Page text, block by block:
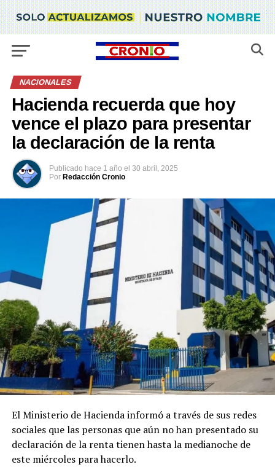
NACIONALES
Hacienda recuerda que hoy
vence el plazo para presentar
la declaración de la renta
Publicado hace 1 año el 30 abril, 2025
Por Redacción Cronio
El Ministerio de Hacienda informó a través de sus redes
sociales que las personas que aún no han presentado su
declaración de la renta tienen hasta la medianoche de
este miércoles para hacerlo.